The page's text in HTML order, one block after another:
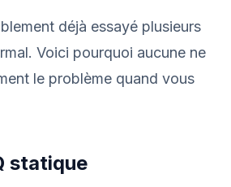
déjà essayé plusieurs
Voici pourquoi aucune ne
le problème quand vous
statique